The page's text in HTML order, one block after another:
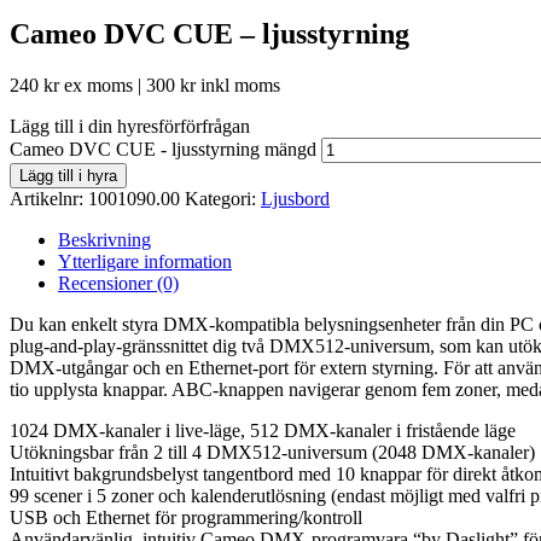
Cameo DVC CUE – ljusstyrning
240 krex moms | 300 krinkl moms
Lägg till i din hyresförförfrågan
Cameo DVC CUE - ljusstyrning mängd
Lägg till i hyra
Artikelnr: 1001090.00 Kategori: Ljusbord
Beskrivning
Ytterligare information
Recensioner (0)
Du kan enkelt styra DMX-kompatibla belysningsenheter från din
plug-and-play-gränssnittet dig två DMX512-universum, som kan
DMX-utgångar och en Ethernet-port för extern styrning. För att
tio upplysta knappar. ABC-knappen navigerar genom fem zoner,
1024 DMX-kanaler i live-läge, 512 DMX-kanaler i fristående läge
Utökningsbar från 2 till 4 DMX512-universum (2048 DMX-kanaler)
Intuitivt bakgrundsbelyst tangentbord med 10 knappar för direkt
99 scener i 5 zoner och kalenderutlösning (endast möjligt med valfri
USB och Ethernet för programmering/kontroll